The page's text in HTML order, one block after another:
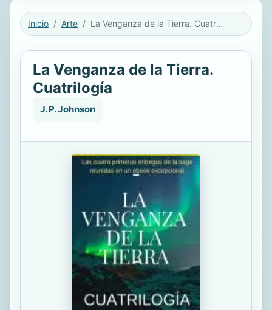
Inicio Arte La Venganza de la Tierra. Cuatrilogía
La Venganza de la Tierra.
Cuatrilogía
J. P. Johnson